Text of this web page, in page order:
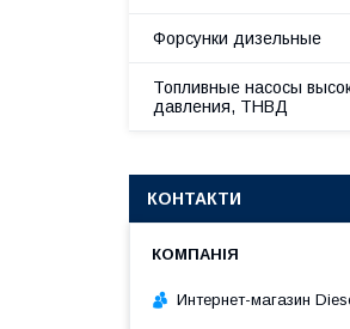
Форсунки дизельные
Топливные насосы
давления, ТНВД
КОНТАКТИ
Интернет-магазин